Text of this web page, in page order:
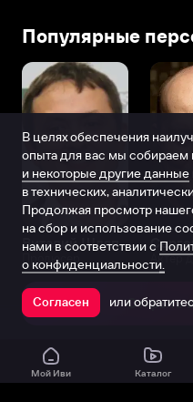
Популярные
Виталий Шляппо
Продюсер Актёр
Открыть
Мой Иви Каталог
В целях обеспечения
опыта для вас мы собираем
и некоторые другие данные
в технических,
Продолжая просмотр
на сбор и использование
нами в соответствии с
о конфиденциальности.
Согласен или